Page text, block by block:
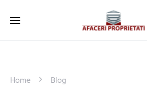
Home Blog